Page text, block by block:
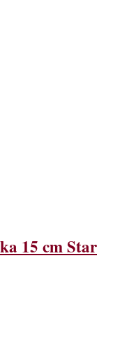
15 cm Star